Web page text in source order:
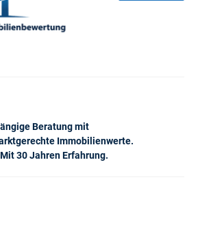
Beratung mit
Immobilienwerte.
30 Jahren Erfahrung.